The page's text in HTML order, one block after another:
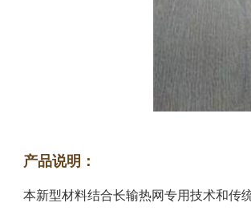
产品说明：
本新型材料结合长输热网专用技术和传